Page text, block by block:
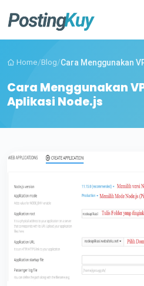
Home/Blog/Cara Menggunakan
Cara Menggunakan
Aplikasi Node.js